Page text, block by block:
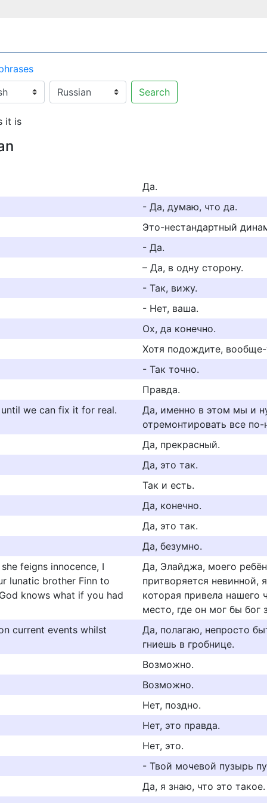
Search
it is
Да.
- Да, думаю, что да.
Это-нестандартный
- Да.
– Да, в одну сторону.
- Так, вижу.
- Нет, ваша.
Ох, да конечно.
Хотя подождите,
- Так точно.
Правда.
we can fix it for real.
Да, именно в этом мы и
отремонтировать все
Да, прекрасный.
Да, это так.
Так и есть.
Да, конечно.
Да, это так.
Да, безумно.
feigns innocence, I
lunatic brother Finn to
knows what if you had
Да, Элайджа, моего
притворяется невинной,
которая привела нашего
место, где он мог бы бог
current events whilst
Да, полагаю, непросто
гниешь в гробнице.
Возможно.
Возможно.
Нет, поздно.
Нет, это правда.
Нет, это.
- Твой мочевой пузырь
Да, я знаю, что это такое.